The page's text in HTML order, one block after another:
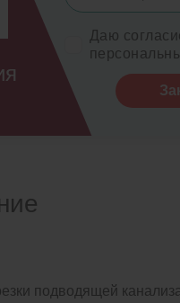
Даю
подводящей